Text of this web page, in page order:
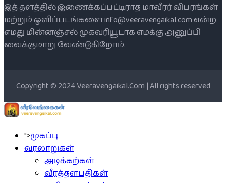
இத் தளத்தில் இணைக்கப்பட்டிராத மாவீரர் விபரங்கள்
மற்றும் ஒளிப்படங்களை info@veeravengaikal.com என்ற
எமது மின்னஞ்சல் முகவரியூடாக எமக்கு அனுப்பி
வைக்குமாறு வேண்டுகிறோம்.
Copyright © 2024 Veeravengaikal.Com | All rights reserved
">முகப்பு
வரலாறுகள்
அடிக்கற்கள்
வீரத்தளபதிகள்